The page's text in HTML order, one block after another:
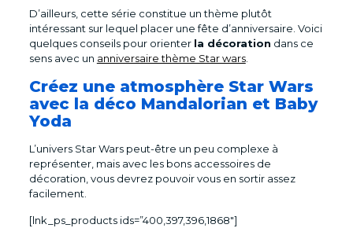
D’ailleurs, cette série constitue un thème plutôt
intéressant sur lequel placer une fête d’anniversaire. Voici
quelques conseils pour orienter la décoration dans ce
sens avec un anniversaire thème Star wars.
Créez une atmosphère Star Wars
avec la déco Mandalorian et Baby
Yoda
L’univers Star Wars peut-être un peu complexe à
représenter, mais avec les bons accessoires de
décoration, vous devrez pouvoir vous en sortir assez
facilement.
[lnk_ps_products ids=”400,397,396,1868″]